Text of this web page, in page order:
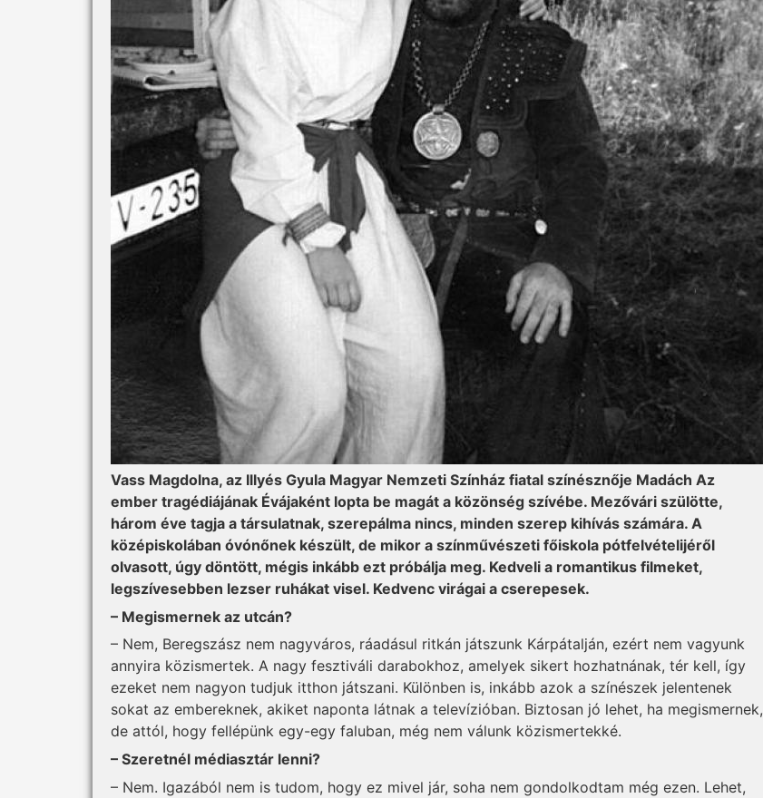
Vass Magdolna, az Illyés Gyula Magyar Nemzeti Színház fiatal színésznője Madách Az
ember tragédiájának Évájaként lopta be magát a közönség szívébe. Mezővári szülötte,
három éve tagja a társulatnak, szerepálma nincs, minden szerep kihívás számára. A
középiskolában óvónőnek készült, de mikor a színművészeti főiskola pótfelvételijéről
olvasott, úgy döntött, mégis inkább ezt próbálja meg. Kedveli a romantikus filmeket,
legszívesebben lezser ruhákat visel. Kedvenc virágai a cserepesek.
– Megismernek az utcán?
– Nem, Beregszász nem nagy­­város, ráadásul ritkán játszunk Kárpátalján, ezért nem vagyunk
annyira közismertek. A nagy fesztiváli darabokhoz, ame­lyek sikert hozhatnának, tér kell, így
ezeket nem nagyon tudjuk itthon játszani. Különben is, inkább azok a színészek jelentenek
sokat az embereknek, akiket naponta látnak a televí­zióban. Biztosan jó lehet, ha megismernek,
de attól, hogy fellépünk egy-egy faluban, még nem válunk közismertekké.
– Szeretnél médiasztár lenni?
– Nem. Igazából nem is tudom, hogy ez mivel jár, soha nem gondolkodtam még ezen. Lehet,